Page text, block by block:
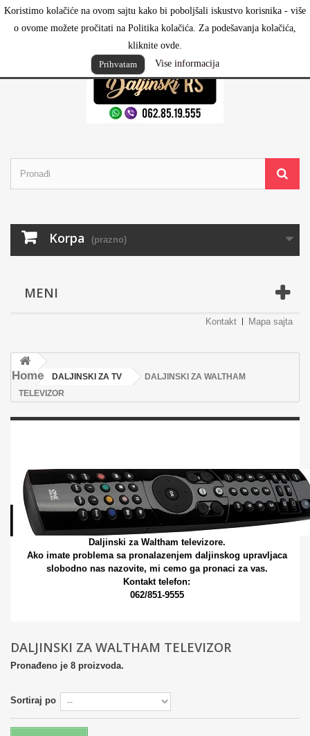
Koristimo kolačiće na ovom sajtu kako bi poboljšali iskustvo korisnika - više
o ovome možete pročitati na Politika kolačića. Za podešavanja kolačića,
kliknite ovde.
Prihvatam
Vise informacija
Prijavi se
Korpa (prazno)
MENI
Kontakt Mapa sajta
Home DALJINSKI ZA TV
DALJINSKI ZA WALTHAM
TELEVIZOR
Daljinski za Waltham televizore.
Ako imate problema sa pronalazenjem daljinskog upravljaca
slobodno nas nazovite, mi cemo ga pronaci za vas.
Kontakt telefon:
062/851-9555
DALJINSKI ZA WALTHAM TELEVIZOR
Pronađeno je 8 proizvoda.
Sortiraj po